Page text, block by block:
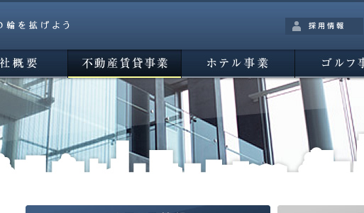
不動産賃貸事業 ホテル事業 ゴルフ事業